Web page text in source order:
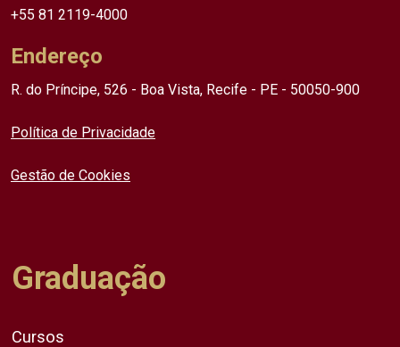
+55 81 2119-4000
Endereço
R. do Príncipe, 526 - Boa Vista, Recife - PE - 50050-900
Política de Privacidade
Gestão de Cookies
Graduação
Cursos